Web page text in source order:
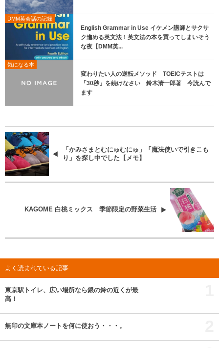
DMM英会話の記録
English Grammar in Use イケメン講師とサクサ
ク進める英文法！英文法の本を買ってしまいそう
な夜【DMM英...
気になる本
変わりたい人の逆転メソッド TOEICテストは
「30秒」を続けなさい 鈴木清一郎著 今読んで
ます
「かみさまとむにゅむにゅ」「魔法使いで引きこも
り」を探し中でした【メモ】
KAGOME 白桃ミックス 季節限定の野菜生活
よく読まれている記事
東京駅トイレ、広い場所なら銀の鈴の近くが最
高！
無印の文庫本ノートを何に使おう・・・。